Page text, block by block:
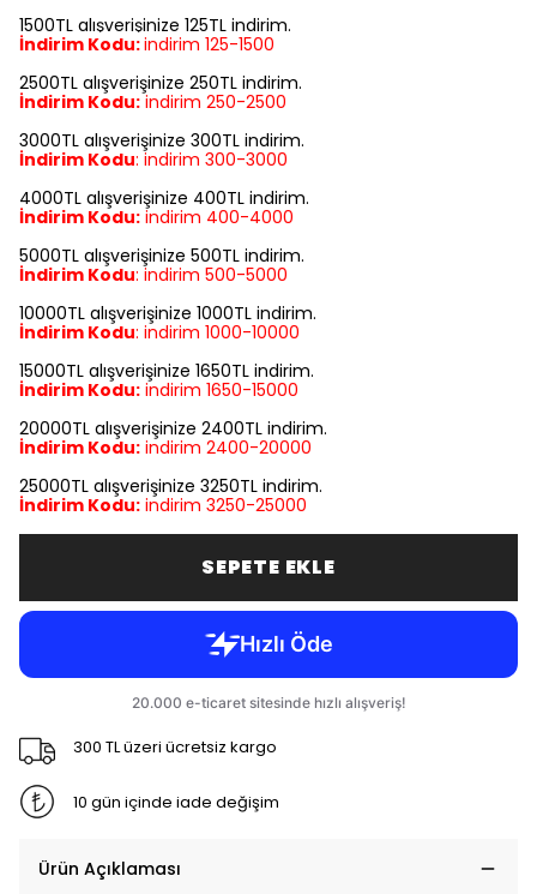
1500TL alışverişinize 125TL indirim.
İndirim Kodu:indirim 125-1500
2500TL alışverişinize 250TL indirim.
İndirim Kodu: indirim 250-2500
3000TL alışverişinize 300TL indirim.
İndirim Kodu: indirim 300-3000
4000TL alışverişinize 400TL indirim.
İndirim Kodu: indirim 400-4000
5000TL alışverişinize 500TL indirim.
İndirim Kodu: indirim 500-5000
10000TL alışverişinize 1000TL indirim.
İndirim Kodu: indirim 1000-10000
15000TL alışverişinize 1650TL indirim.
İndirim Kodu: indirim 1650-15000
20000TL alışverişinize 2400TL indirim.
İndirim Kodu: indirim 2400-20000
25000TL alışverişinize 3250TL indirim.
İndirim Kodu: indirim 3250-25000
SEPETE EKLE
300 TL üzeri ücretsiz kargo
10 gün içinde iade değişim
Ürün Açıklaması